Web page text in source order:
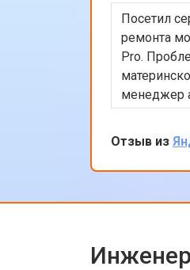
Посетил
ремонта
Pro.
менеджер
подробно
ремонта.
обед
ноутбук
качеством
Отзыв из